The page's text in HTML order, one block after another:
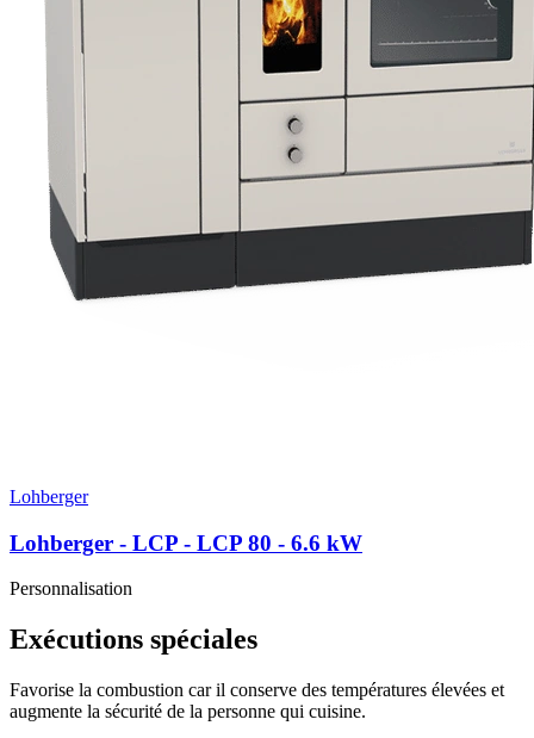
Lohberger
Lohberger - LCP - LCP 80 - 6.6 kW
Personnalisation
Exécutions spéciales
Favorise la combustion car il conserve des températures élevées et
augmente la sécurité de la personne qui cuisine.